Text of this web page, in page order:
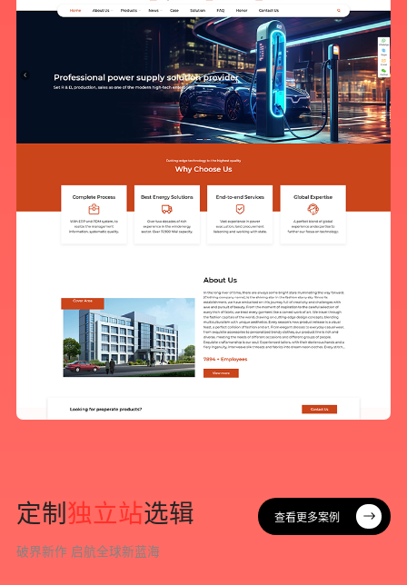
定制 独立站选辑
查看更多案例 查看更多案例
破界新作 启航全球新蓝海